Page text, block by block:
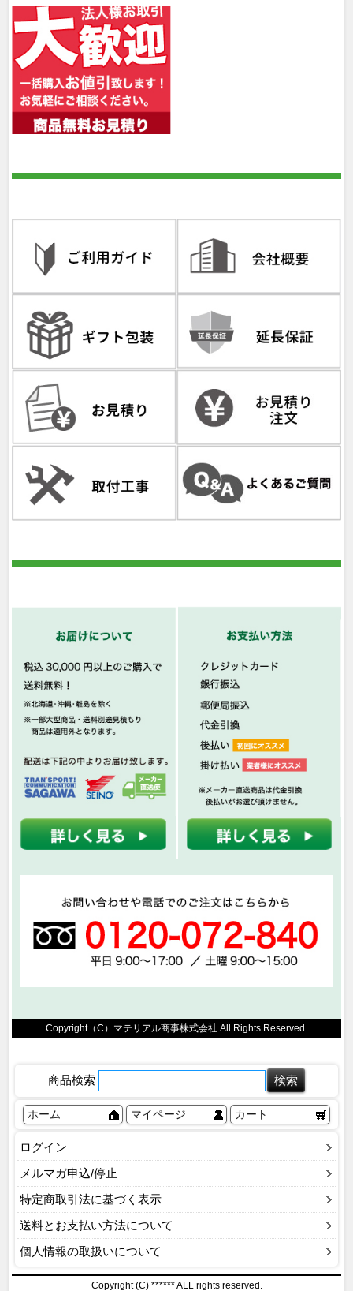
Copyright（C）マテリアル商事株式会社.All Rights Reserved.
商品検索
ホーム マイページ カート
ログイン
メルマガ申込/停止
特定商取引法に基づく表示
送料とお支払い方法について
個人情報の取扱いについて
Copyright (C) ****** ALL rights reserved.